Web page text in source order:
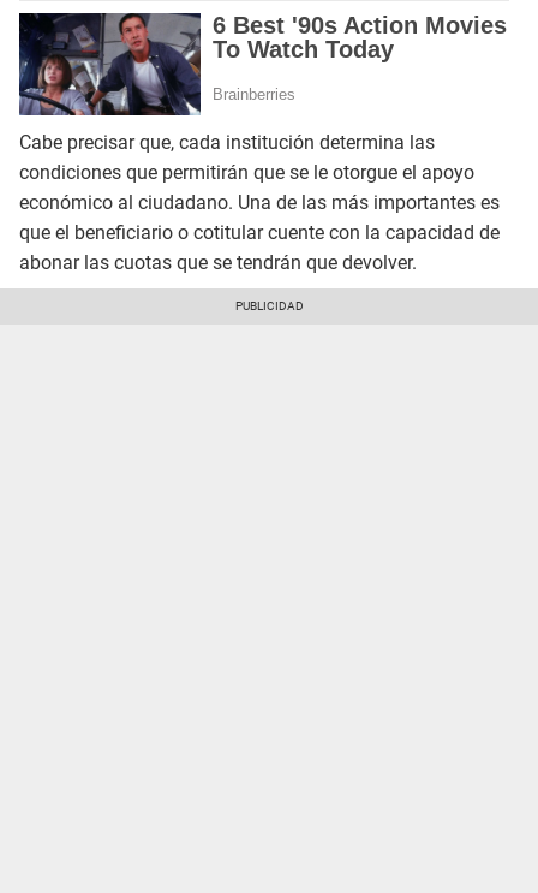
Cabe precisar que, cada institución determina las
condiciones que permitirán que se le otorgue el apoyo
económico al ciudadano. Una de las más importantes es
que el beneficiario o cotitular cuente con la capacidad de
abonar las cuotas que se tendrán que devolver.